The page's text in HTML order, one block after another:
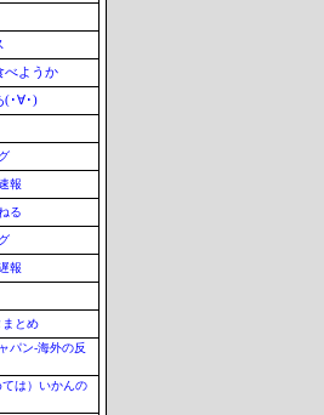
べようか
(･∀･)
報
る
報
まとめ
パン-海外の反
は）いかんの